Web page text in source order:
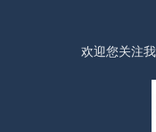
欢迎您关注